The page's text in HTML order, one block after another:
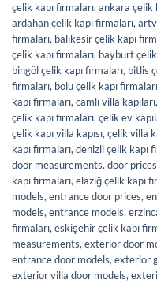
çelik kapı firmaları, ankara çelik
ardahan çelik kapı firmaları,
firmaları, balıkesir çelik kapı
çelik kapı firmaları, bayburt
bingöl çelik kapı firmaları, bitlis
firmaları, bolu çelik kapı firmaları
kapı firmaları, camlı villa kapıları,
çelik kapı firmaları, çelik ev
çelik kapı villa kapısı, çelik villa
kapı firmaları, denizli çelik kapı
door measurements, door prices
kapı firmaları, elazığ çelik kapı
models, entrance door prices,
models, entrance models,
firmaları, eskişehir çelik kapı
measurements, exterior door
entrance door models, exterior
exterior villa door models,